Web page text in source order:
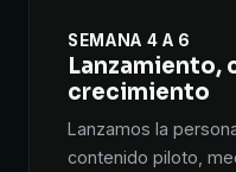
SEMANA 4 A 6
Lanzamiento,
crecimiento
Lanzamos la
contenido piloto,